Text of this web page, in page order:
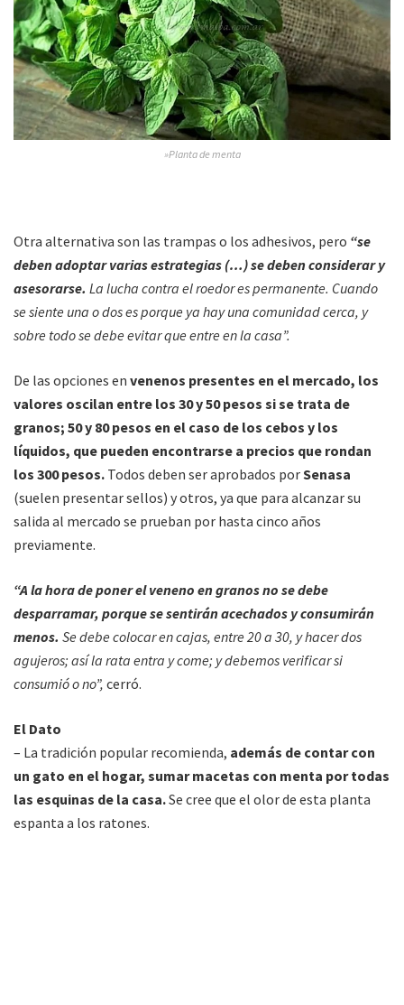
»Planta de menta
Otra alternativa son las trampas o los adhesivos, pero “se
deben adoptar varias estrategias (…) se deben considerar y
asesorarse. La lucha contra el roedor es permanente. Cuando
se siente una o dos es porque ya hay una comunidad cerca, y
sobre todo se debe evitar que entre en la casa”.
De las opciones en venenos presentes en el mercado, los
valores oscilan entre los 30 y 50 pesos si se trata de
granos; 50 y 80 pesos en el caso de los cebos y los
líquidos, que pueden encontrarse a precios que rondan
los 300 pesos. Todos deben ser aprobados porSenasa
(suelen presentar sellos) y otros, ya que para alcanzar su
salida al mercado se prueban por hasta cinco años
previamente.
“A la hora de poner el veneno en granos no se debe
desparramar, porque se sentirán acechados y consumirán
menos. Se debe colocar en cajas, entre 20 a 30, y hacer dos
agujeros; así la rata entra y come; y debemos verificar si
consumió o no”, cerró.
El Dato
– La tradición popular recomienda, además de contar con
un gato en el hogar, sumar macetas con menta por todas
las esquinas de la casa.Se cree que el olor de esta planta
espanta a los ratones.